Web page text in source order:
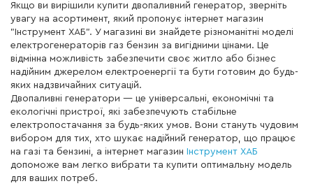
Якщо ви вирішили купити двопаливний генератор, зверніть
увагу на асортимент, який пропонує інтернет магазин
"Інструмент ХАБ". У магазині ви знайдете різноманітні моделі
електрогенераторів газ бензин за вигідними цінами. Це
відмінна можливість забезпечити своє житло або бізнес
надійним джерелом електроенергії та бути готовим до будь-
яких надзвичайних ситуацій.
Двопаливні генератори — це універсальні, економічні та
екологічні пристрої, які забезпечують стабільне
електропостачання за будь-яких умов. Вони стануть чудовим
вибором для тих, хто шукає надійний генератор, що працює
на газі та бензині, а інтернет магазин Інструмент ХАБ
допоможе вам легко вибрати та купити оптимальну модель
для ваших потреб.